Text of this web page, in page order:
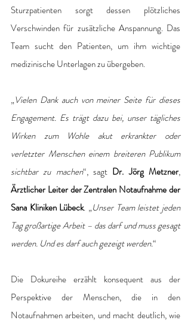
Sturzpatienten sorgt dessen plötzliches
Verschwinden für zusätzliche Anspannung. Das
Team sucht den Patienten, um ihm wichtige
medizinische Unterlagen zu übergeben.
„Vielen Dank auch von meiner Seite für dieses
Engagement. Es trägt dazu bei, unser tägliches
Wirken zum Wohle akut erkrankter oder
verletzter Menschen einem breiteren Publikum
sichtbar zu machen“, sagt Dr. Jörg Metzner
Ärztlicher Leiter der Zentralen Notaufnahme der
Sana Kliniken Lübeck. „Unser Team leistet jeden
Tag großartige Arbeit – das darf und muss gesagt
werden. Und es darf auch gezeigt werden.“
Die Dokureihe erzählt konsequent aus der
Perspektive der Menschen, die in den
Notaufnahmen arbeiten, und macht deutlich, wie